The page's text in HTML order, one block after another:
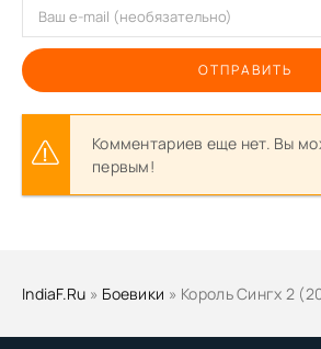
ОТПРАВИТЬ
Комментариев еще нет. Вы
первым!
IndiaF.Ru » Боевики » Король Сингх 2